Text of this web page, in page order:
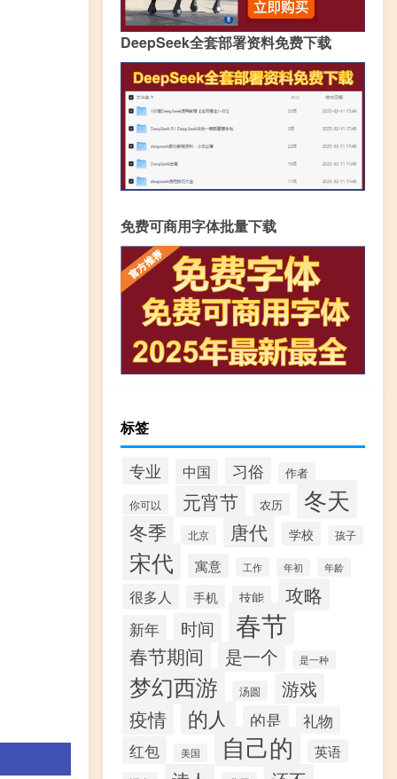
DeepSeek全套部署资料免费下载
免费可商用字体批量下载
标签
专业 中国 习俗 作者
你可以 元宵节 农历 冬天
冬季 北京 唐代 学校 孩子
宋代 寓意 工作 年初 年龄
很多人 手机 技能 攻略
新年 时间 春节
春节期间 是一个 是一种
梦幻西游 汤圆 游戏
疫情 的人 的是
礼物
红包
美国 自己的 英语